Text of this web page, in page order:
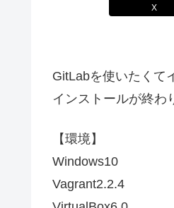
X
GitLabを使いたくて
インストールが終わ
【環境】
Windows10
Vagrant2.2.4